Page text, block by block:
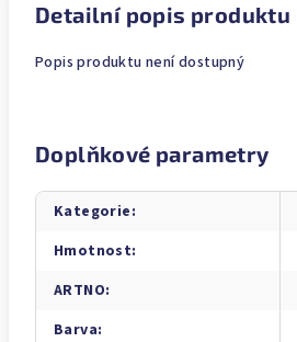
Detailní popis produktu
Popis produktu není dostupný
Doplňkové parametry
Kategorie:
Hmotnost:
ARTNO:
Barva: